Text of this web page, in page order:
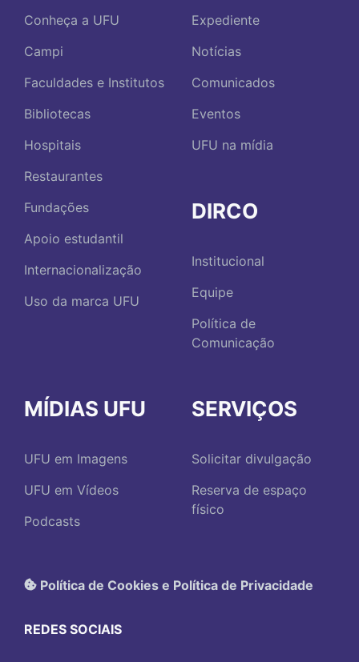
Conheça a UFU
Campi
Faculdades e Institutos
Bibliotecas
Hospitais
Restaurantes
Fundações
Apoio estudantil
Internacionalização
Uso da marca UFU
Expediente
Notícias
Comunicados
Eventos
UFU na mídia
DIRCO
Institucional
Equipe
Política de
Comunicação
MÍDIAS UFU
UFU em Imagens
UFU em Vídeos
Podcasts
SERVIÇOS
Solicitar divulgação
Reserva de espaço
físico
Política de Cookies e Política de Privacidade
REDES SOCIAIS